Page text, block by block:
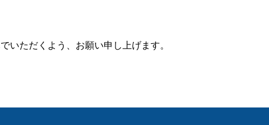
いただくよう、お願い申し上げます。